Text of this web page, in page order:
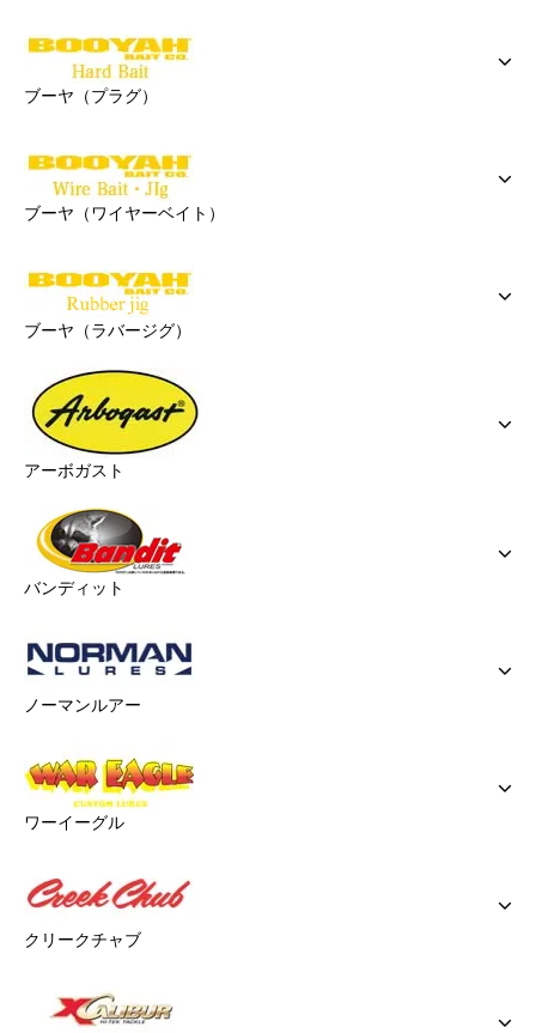
ブーヤ（プラグ）
ブーヤ（ワイヤーベイト）
ブーヤ（ラバージグ）
アーボガスト
バンディット
ノーマンルアー
ワーイーグル
クリークチャブ